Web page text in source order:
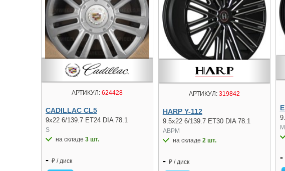
АРТИКУЛ:624428
CADILLAC CL5
9x22 6/139.7 ET24 DIA 78.1
S
на складе 3 шт.
- ₽ / диск
АРТИКУЛ:319842
HARP Y-112
9.5x22 6/139.7 ET30 DIA 78.1
ABPM
на складе 2 шт.
- ₽ / диск -